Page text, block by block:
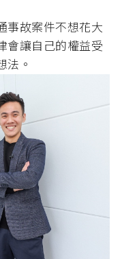
事故案件不想花大
會讓自己的權益受
法。